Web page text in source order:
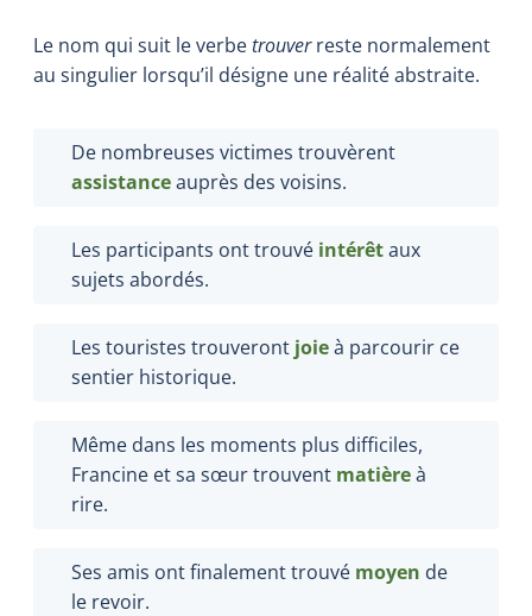
Le nom qui suit le verbetrouverreste normalement
au singulier lorsqu’il désigne une réalité abstraite.
De nombreuses victimes trouvèrent
assistanceauprès des voisins.
Les participants ont trouvé intérêtaux
sujets abordés.
Les touristes trouveront joieà parcourir ce
sentier historique.
Même dans les moments plus difficiles,
Francine et sa sœur trouvent matièreà
rire.
Ses amis ont finalement trouvé moyen de
le revoir.